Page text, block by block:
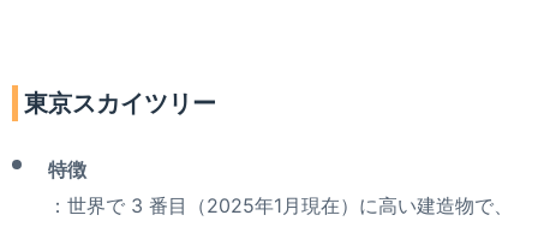
東京スカイツリー
特徴
：世界で 3 番目（2025年1月現在）に高い建造物で、